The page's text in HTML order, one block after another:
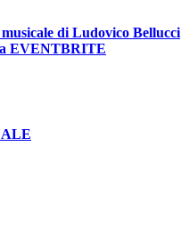
di Ludovico Bellucci
EVENTBRITE